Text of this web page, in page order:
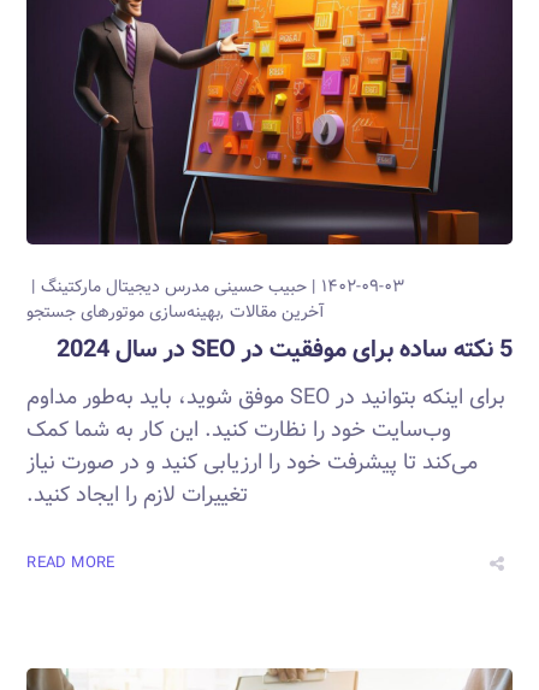
۱۴۰۲-۰۹-۰۳ حبیب حسینیمدرس دیجیتال مارکتینگ
آخرین مقالات بهینه‌سازی موتورهای جستجو
5 نکته ساده برای موفقیت در SEO در سال 2024
برای اینکه بتوانید در SEO موفق شوید، باید به‌طور مداوم
وب‌سایت خود را نظارت کنید. این کار به شما کمک
می‌کند تا پیشرفت خود را ارزیابی کنید و در صورت نیاز
تغییرات لازم را ایجاد کنید.
READ MORE